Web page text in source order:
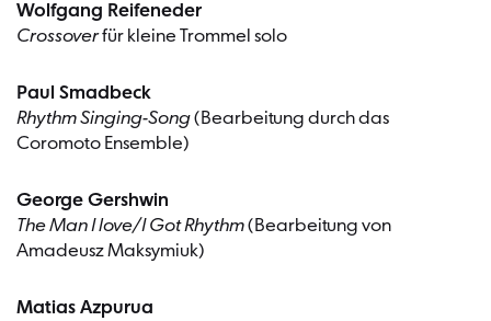
Wolfgang Reifeneder
Crossoverfür kleine Trommel solo
Paul Smadbeck
Rhythm Singing-Song(Bearbeitung durch das
Coromoto Ensemble)
George Gershwin
The Man I love/I Got Rhythm(Bearbeitung von
Amadeusz Maksymiuk)
Matias Azpurua